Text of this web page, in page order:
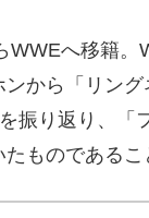
WWEへ移籍
から「リン
振り返り、
ものであるこ